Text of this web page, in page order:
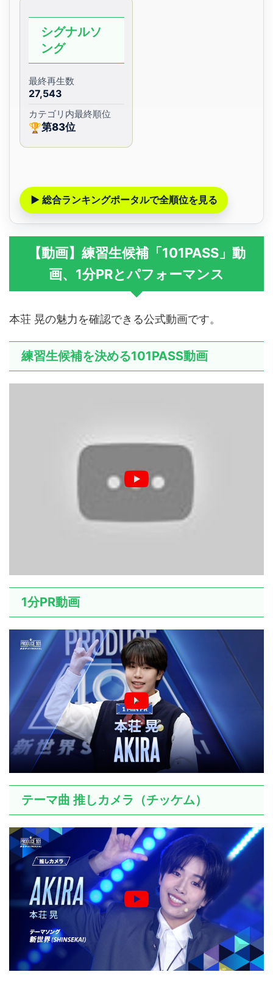
シグナルソ
ング
最終再生数
27,543
カテゴリ内最終順位
🏆第83位
▶ 総合ランキングポータルで全順位を見る
【動画】練習生候補「101PASS」動
画、1分PRとパフォーマンス
本荘 晃の魅力を確認できる公式動画です。
練習生候補を決める101PASS動画
1分PR動画
テーマ曲 推しカメラ（チッケム）